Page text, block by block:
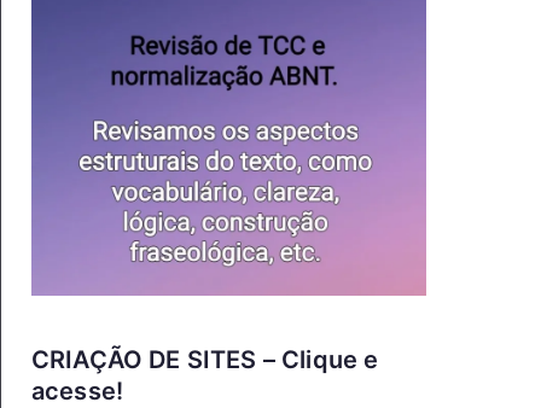
CRIAÇÃO DE SITES – Clique e
acesse!